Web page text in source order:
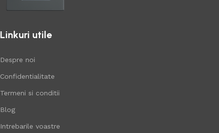
Linkuri utile
Despre noi
Confidentialitate
Termeni si conditii
Blog
Intrebarile voastre